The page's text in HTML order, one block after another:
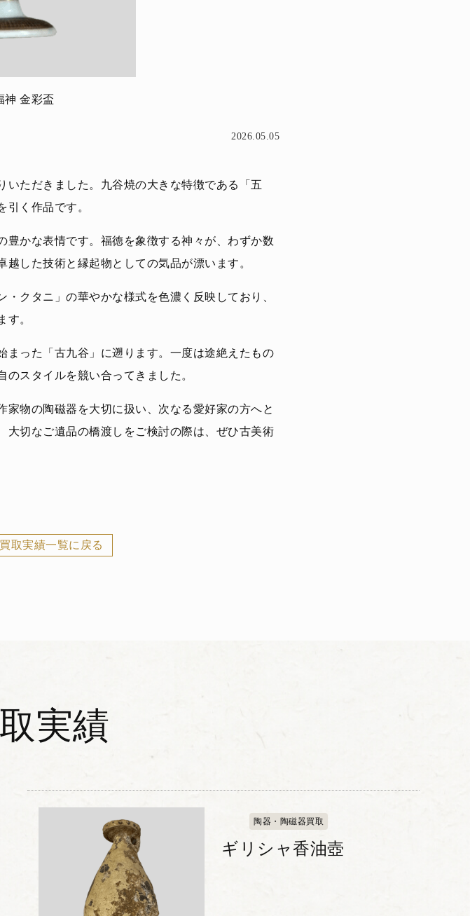
神 金彩盃
2026.05.05
ただきました。九谷焼の大きな特徴である「五
く作品です。
かな表情です。福徳を象徴する神々が、わずか数
した技術と縁起物としての気品が漂います。
クタニ」の華やかな様式を色濃く反映しており、
す。
まった「古九谷」に遡ります。一度は途絶えたもの
スタイルを競い合ってきました。
物の陶磁器を大切に扱い、次なる愛好家の方へと
切なご遺品の橋渡しをご検討の際は、ぜひ古美術
取実績一覧に戻る
実績
陶器・陶磁器買取
ギリシャ香油壺